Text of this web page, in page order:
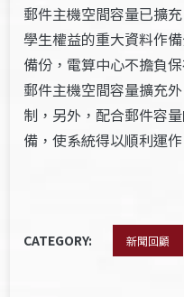
郵件主機空間容量已擴
學生權益的重大資料作
備份，電算中心不擔負
郵件主機空間容量擴充
制，另外，配合郵件容
備，使系統得以順利運作
CATEGORY: 新聞回顧